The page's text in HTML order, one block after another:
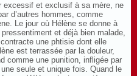
excessif et exclusif à sa mère, ne
d’autres hommes, comme
Le jour où Hélène se donne à
et déjà bien malade,
une phtisie dont elle
est terrassée par la douleur,
comme une punition, infligée par
seule et unique fois. Quand le